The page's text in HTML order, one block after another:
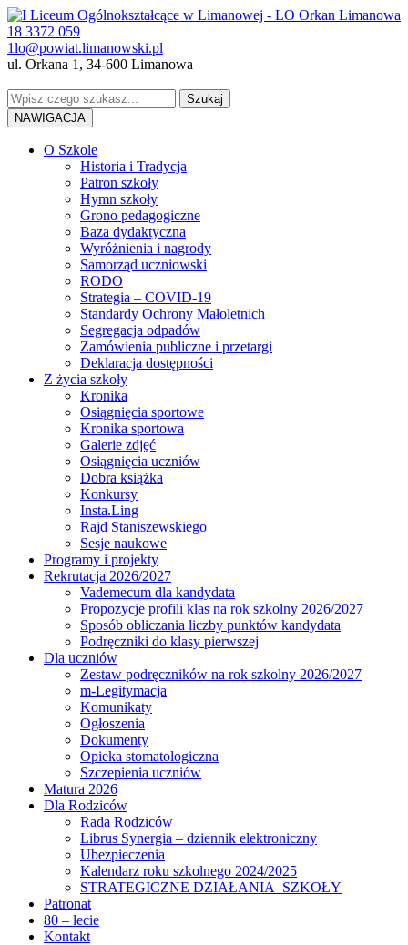
18 3372 059
1lo@powiat.limanowski.pl
ul. Orkana 1, 34-600 Limanowa
NAWIGACJA
O Szkole
Historia i Tradycja
Patron szkoły
Hymn szkoły
Grono pedagogiczne
Baza dydaktyczna
Wyróżnienia i nagrody
Samorząd uczniowski
RODO
Strategia – COVID-19
Standardy Ochrony Małoletnich
Segregacja odpadów
Zamówienia publiczne i przetargi
Deklaracja dostępności
Z życia szkoły
Kronika
Osiągnięcia sportowe
Kronika sportowa
Galerie zdjęć
Osiągnięcia uczniów
Dobra książka
Konkursy
Insta.Ling
Rajd Staniszewskiego
Sesje naukowe
Programy i projekty
Rekrutacja 2026/2027
Vademecum dla kandydata
Propozycje profili klas na rok szkolny 2026/2027
Sposób obliczania liczby punktów kandydata
Podręczniki do klasy pierwszej
Dla uczniów
Zestaw podręczników na rok szkolny 2026/2027
m-Legitymacja
Komunikaty
Ogłoszenia
Dokumenty
Opieka stomatologiczna
Szczepienia uczniów
Matura 2026
Dla Rodziców
Rada Rodziców
Librus Synergia – dziennik elektroniczny
Ubezpieczenia
Kalendarz roku szkolnego 2024/2025
STRATEGICZNE DZIAŁANIA SZKOŁY
Patronat
80 – lecie
Kontakt